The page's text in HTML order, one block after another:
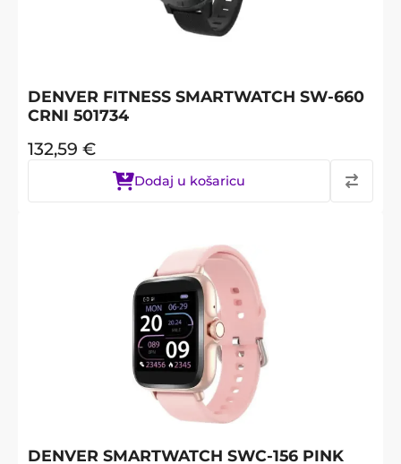
DENVER FITNESS SMARTWATCH SW-660
CRNI 501734
132,59 €
Dodaj u košaricu
DENVER SMARTWATCH SWC-156 PINK